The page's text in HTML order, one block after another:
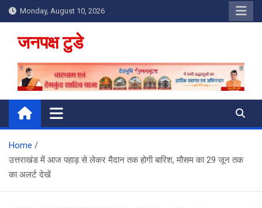
Skip
to
content
Monday, August 10, 2026
जनपक्ष टुडे
Home
उत्तराखंड में आज पहाड़ से लेकर मैदान तक होगी बारिश, मौसम का 29 जून तक
का अलर्ट देखें